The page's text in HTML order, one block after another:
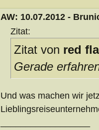
AW: 10.07.2012 -
Zitat:
Zitat von red
Gerade
Und was machen wir